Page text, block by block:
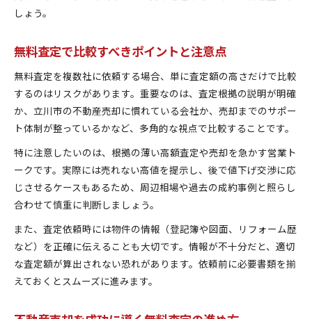
しょう。
無料査定で比較すべきポイントと注意点
無料査定を複数社に依頼する場合、単に査定額の高さだけで比較
するのはリスクがあります。重要なのは、査定根拠の説明が明確
か、立川市の不動産売却に慣れている会社か、売却までのサポー
ト体制が整っているかなど、多角的な視点で比較することです。
特に注意したいのは、根拠の薄い高額査定や売却を急かす営業ト
ークです。実際には売れない高値を提示し、後で値下げ交渉に応
じさせるケースもあるため、周辺相場や過去の成約事例と照らし
合わせて慎重に判断しましょう。
また、査定依頼時には物件の情報（登記簿や図面、リフォーム歴
など）を正確に伝えることも大切です。情報が不十分だと、適切
な査定額が算出されない恐れがあります。依頼前に必要書類を揃
えておくとスムーズに進みます。